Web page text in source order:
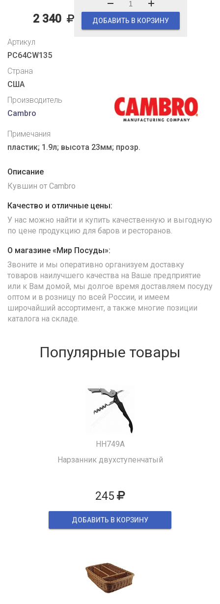
2 340 ДОБАВИТЬ В КОРЗИНУ
Артикул
PC64CW135
Страна
США
Производитель
Cambro
Примечания
пластик; 1.9л; высота 23мм; прозр.
Описание
Кувшин от Cambro
Качество и отличные цены:
У нас можно найти и купить качественную и выгодную
по цене продукцию для баров и ресторанов.
О магазине «Мир Посуды»:
Звоните и мы оперативно организуем доставку
товаров наилучшего качества на Ваше предприятие
или к Вам домой, мы долгое время доставляем посуду
оптом и в розницу по всей России, и имеем
широчайший ассортимент, а также многие позиции
каталога на складе.
Популярные товары
HH749A
Нарзанник двухступенчатый
245
ДОБАВИТЬ В КОРЗИНУ